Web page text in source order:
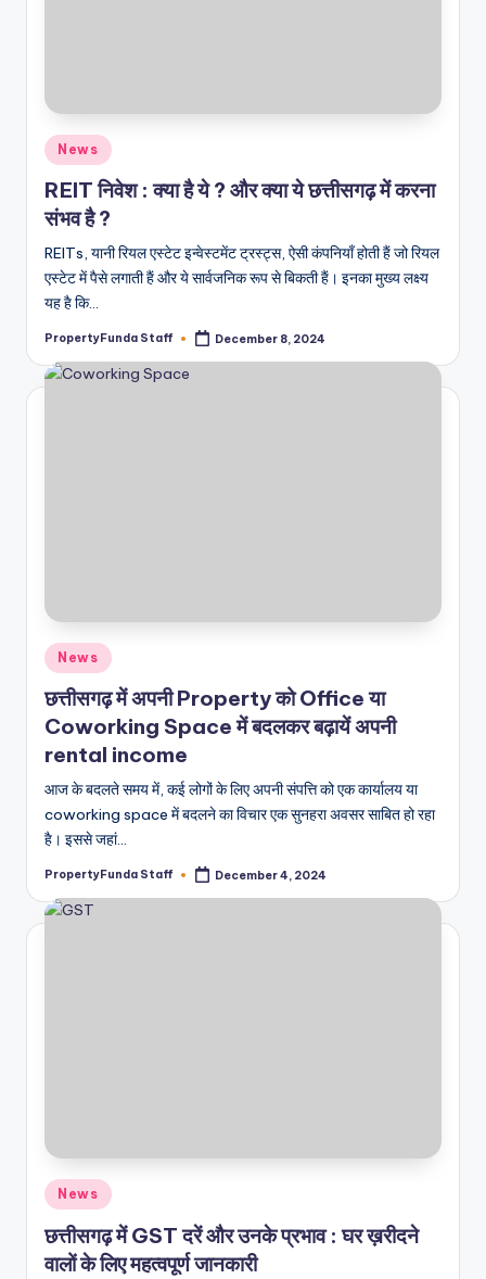
Posted
in
News
REIT निवेश : क्या है ये ? और क्या ये छत्तीसगढ़ में करना
संभव है ?
REITs, यानी रियल एस्टेट इन्वेस्टमेंट ट्रस्ट्स, ऐसी कंपनियाँ होती हैं जो रियल
एस्टेट में पैसे लगाती हैं और ये सार्वजनिक रूप से बिकती हैं। इनका मुख्य लक्ष्य
यह है कि…
Posted
PropertyFunda Staff December 8, 2024
Posted
in
News
छत्तीसगढ़ में अपनी Property को Office या
Coworking Space में बदलकर बढ़ायें अपनी
rental income
आज के बदलते समय में, कई लोगों के लिए अपनी संपत्ति को एक कार्यालय या
coworking space में बदलने का विचार एक सुनहरा अवसर साबित हो रहा
है। इससे जहां…
Posted
PropertyFunda Staff December 4, 2024
Posted
in
News
छत्तीसगढ़ में GST दरें और उनके प्रभाव : घर ख़रीदने
वालों के लिए महत्वपूर्ण जानकारी